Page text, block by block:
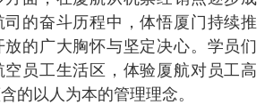
的奋斗历程中，体悟厦门持续推
的广大胸怀与坚定决心。学员们
员工生活区，体验厦航对员工高
的以人为本的管理理念。